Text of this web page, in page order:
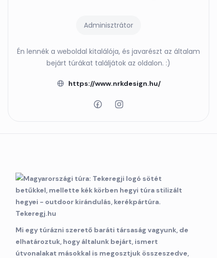
Adminisztrátor
Én lennék a weboldal kitalálója, és javarészt az általam
bejárt túrákat találjátok az oldalon. :)
https://www.nrkdesign.hu/
Mi egy túrázni szerető baráti társaság vagyunk, de
elhatároztuk, hogy általunk bejárt, ismert
útvonalakat másokkal is megosztjuk összeszedve,